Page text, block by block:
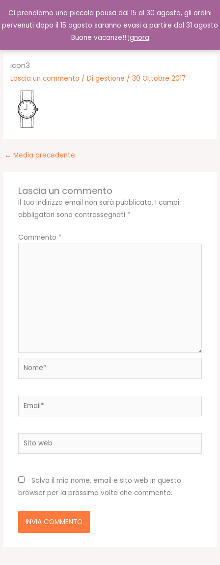
Ci prendiamo una piccola pausa dal 15 al 30 agosto, gli ordini
pervenuti dopo il 15 agosto saranno evasi a partire dal 31 agosto
Buone vacanze!! Ignora
contenuto
0,00€ Cerca
icon3
Lascia un commento / Digestione /30 Ottobre 2017
← Media precedente
Lascia un commento
Il tuo indirizzo email non sarà pubblicato. I campi
obbligatori sono contrassegnati *
Commento *
Nome*
Email*
Sito
web
Salva il mio nome, email e sito web in questo
browser per la prossima volta che commento.